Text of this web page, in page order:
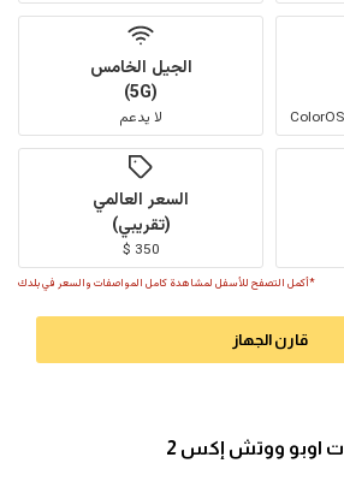
الجيل الخامس
(5G)
لا يدعم
السعر العالمي
(تقريبي)
350 $
*أكمل التصفح للأسفل لمشاهدة كامل المواصفات والسعر في بلدك
قارن الجهاز
اوبو ووتش إكس 2